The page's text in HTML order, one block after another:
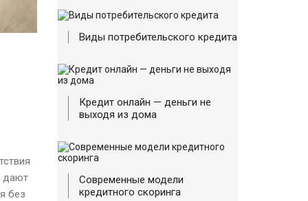
дают
без
Виды потребительского кредита
Кредит онлайн — деньги не
выходя из дома
Современные модели
кредитного скоринга